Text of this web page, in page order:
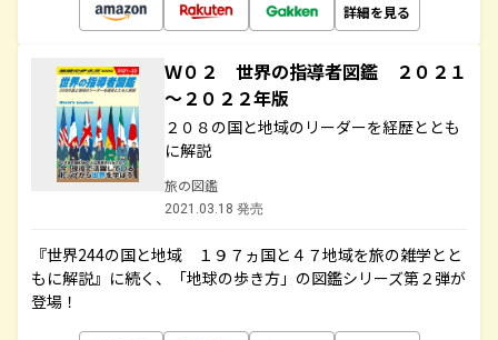
詳細を見る
Ｗ０２ 世界の指導者図鑑 ２０２１
～２０２２年版
２０８の国と地域のリーダーを経歴ととも
に解説
旅の図鑑
2021.03.18 発売
『世界244の国と地域 １９７ヵ国と４７地域を旅の雑学とと
もに解説』に続く、「地球の歩き方」の図鑑シリーズ第２弾が
登場！